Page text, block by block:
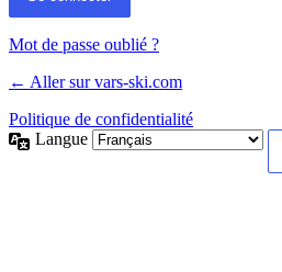
Mot de passe oublié ?
← Aller sur vars-ski.com
Politique de confidentialité
Langue